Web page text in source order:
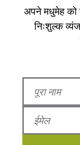
अपने मधुमेह को
निःशुल्क